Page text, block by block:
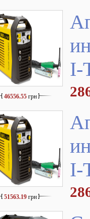
46556.55 грн
I-
51563.19 грн
I-